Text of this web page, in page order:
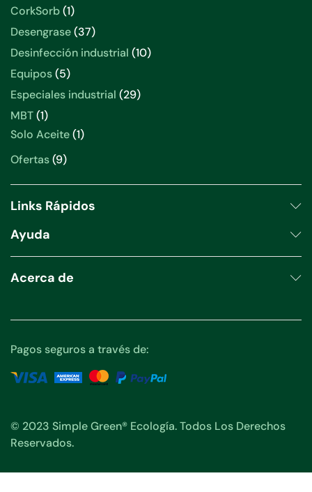
CorkSorb 11
producto
Desengrase 3737
productos
Desinfección industrial 1010
Equipos 55
productos
Especiales industrial 2929
MBT 11
producto
Solo Aceite 11
Ofertas 99
Links Rápidos
Ayuda
Acerca de
© 2023 Simple Green® Ecología. Todos Los Derechos
Reservados.
Pagos seguros a través de: